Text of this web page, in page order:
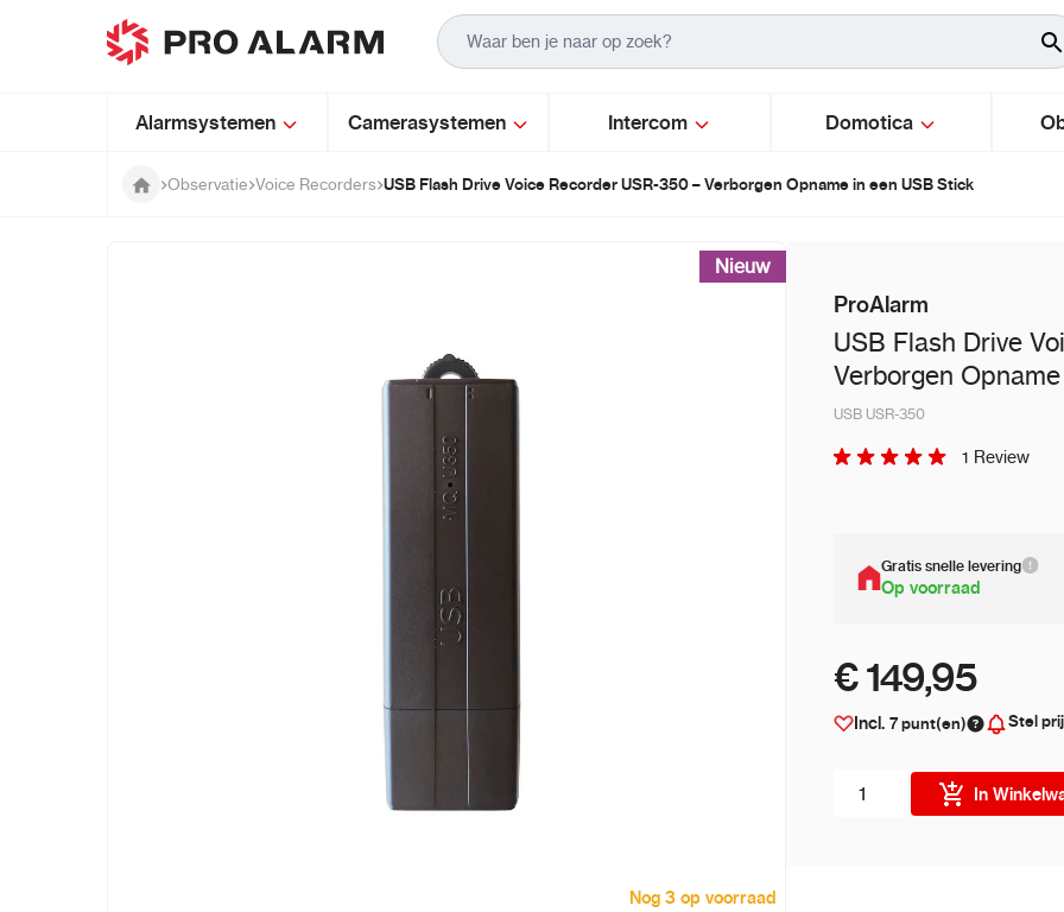
Ga naar de inhoud
Alarmsystemen Camerasystemen Intercom Domotica
Observatie Voice Recorders USB Flash Drive Voice Recorder USR-350 – Verborgen Opname in een USB Stick
Nieuw
Nog 3 op voorraad
ProAlarm
USB Flash Drive
Verborgen
USB USR-350
1 Review
Gratis snelle levering
Op voorraad
€ 149,95
Incl. 7punt(en) Stel
Aantal stuks
In